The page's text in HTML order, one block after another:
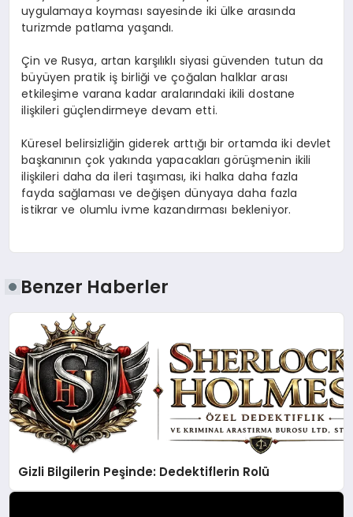
uygulamaya koyması sayesinde iki ülke arasında
turizmde patlama yaşandı.
Çin ve Rusya, artan karşılıklı siyasi güvenden tutun da
büyüyen pratik iş birliği ve çoğalan halklar arası
etkileşime varana kadar aralarındaki ikili dostane
ilişkileri güçlendirmeye devam etti.
Küresel belirsizliğin giderek arttığı bir ortamda iki devlet
başkanının çok yakında yapacakları görüşmenin ikili
ilişkileri daha da ileri taşıması, iki halka daha fazla
fayda sağlaması ve değişen dünyaya daha fazla
istikrar ve olumlu ivme kazandırması bekleniyor.
Benzer Haberler
Gizli Bilgilerin Peşinde: Dedektiflerin Rolü